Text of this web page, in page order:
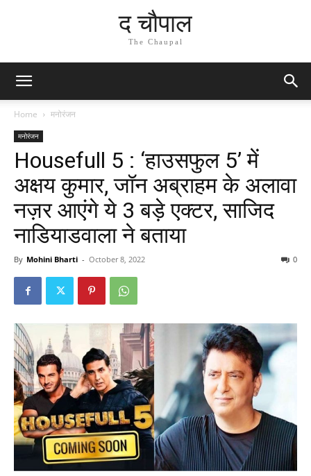
द चौपाल
The Chaupal
Home मनोरंजन
मनोरंजन
Housefull 5 : ‘हाउसफुल 5’ में
अक्षय कुमार, जॉन अब्राहम के अलावा
नज़र आएंगे ये 3 बड़े एक्टर, साजिद
नाडियाडवाला ने बताया
By Mohini Bharti - October 8, 2022 0